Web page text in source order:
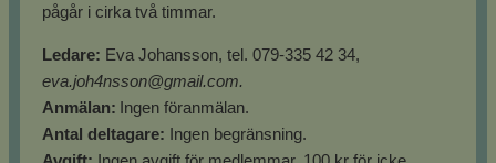
pågår i cirka två timmar.
Ledare: Eva Johansson, tel. 079-335 42 34,
eva.joh4nsson@gmail.com.
Anmälan: Ingen föranmälan.
Antal deltagare: Ingen begränsning.